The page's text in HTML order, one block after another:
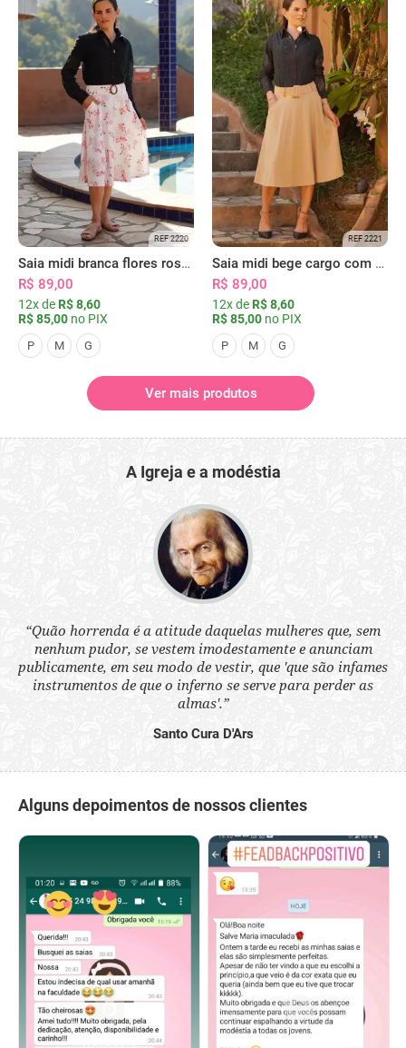
REF 2220
Saia midi branca flores rosas com bolsos
R$ 89,00
12x de R$ 8,60
R$ 85,00 no PIX
P M G
REF 2221
Saia midi bege cargo com bolsos
R$ 89,00
12x de R$ 8,60
R$ 85,00 no PIX
P M G
Ver mais produtos
A Igreja e a modéstia
“Quão horrenda é a atitude daquelas mulheres que, sem
nenhum pudor, se vestem imodestamente e anunciam
publicamente, em seu modo de vestir, que 'que são infames
instrumentos de que o inferno se serve para perder as
almas'.”
Santo Cura D'Ars
Alguns depoimentos de nossos clientes